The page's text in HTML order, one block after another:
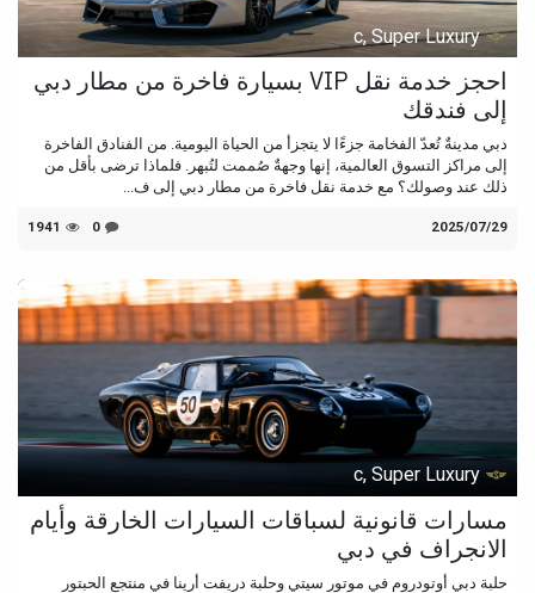
c, Super Luxury
احجز خدمة نقل VIP بسيارة فاخرة من مطار دبي
إلى فندقك
دبي مدينةٌ تُعدّ الفخامة جزءًا لا يتجزأ من الحياة اليومية. من الفنادق الفاخرة
إلى مراكز التسوق العالمية، إنها وجهةٌ صُممت لتُبهر. فلماذا ترضى بأقل من
ذلك عند وصولك؟ مع خدمة نقل فاخرة من مطار دبي إلى ف...
29‏/07‏/2025
0
1941
c, Super Luxury
مسارات قانونية لسباقات السيارات الخارقة وأيام
الانجراف في دبي
حلبة دبي أوتودروم في موتور سيتي وحلبة دريفت أرينا في منتجع الحبتور